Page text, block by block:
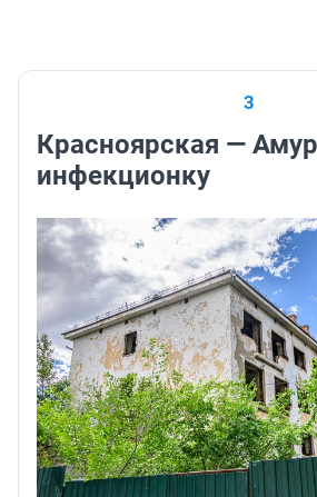
3
Красноярская —
инфекционку